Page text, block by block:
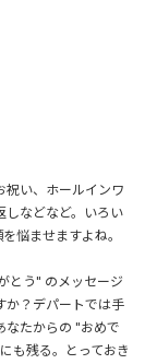
祝い、ホールインワ
しなどなど。いろい
悩ませますよね。
とう" のメッセージ
か？デパートでは手
なたからの "おめで
も残る。とっておき